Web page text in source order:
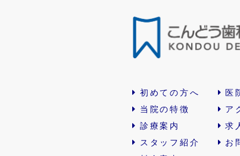
初めての方へ
当院の特徴
診療案内
スタッフ紹介
医
ア
求
お